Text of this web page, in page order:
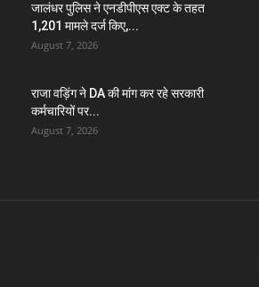
जालंधर पुलिस ने एनडीपीएस एक्ट के तहत
1,201 मामले दर्ज किए,...
August 7, 2026
राजा वड़िंग ने DA की मांग कर रहे सरकारी
कर्मचारियों पर...
August 7, 2026